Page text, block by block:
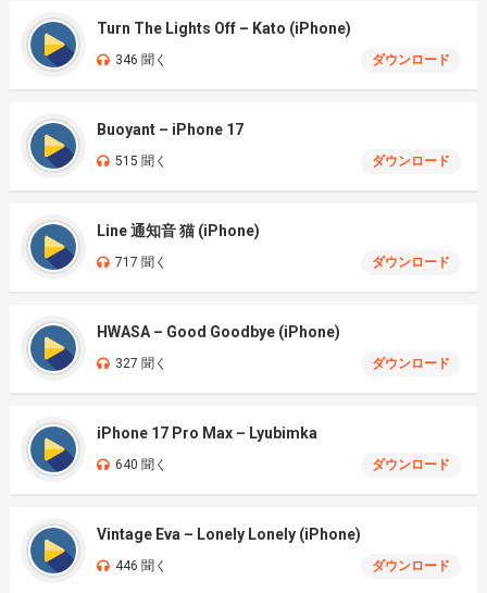
Turn The Lights Off – Kato (iPhone)
346 聞く ダウンロード
Buoyant – iPhone 17
515 聞く ダウンロード
Line 通知音 猫 (iPhone)
717 聞く ダウンロード
HWASA – Good Goodbye (iPhone)
327 聞く ダウンロード
iPhone 17 Pro Max – Lyubimka
640 聞く ダウンロード
Vintage Eva – Lonely Lonely (iPhone)
446 聞く ダウンロード